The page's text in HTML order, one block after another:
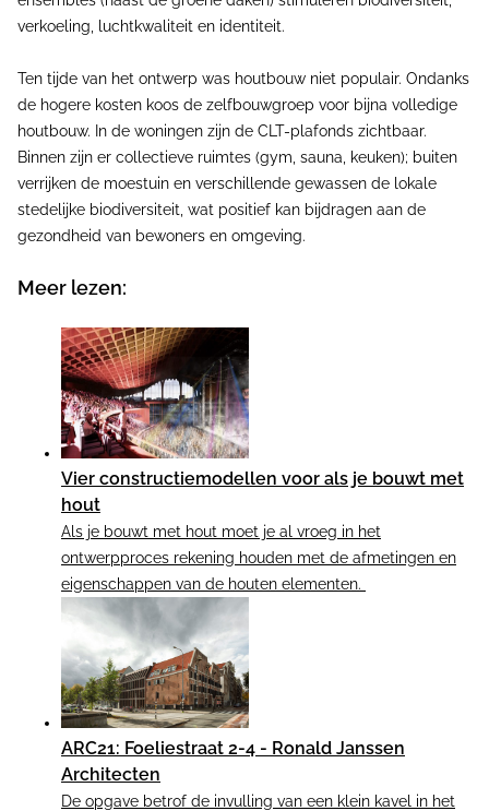
verkoeling, luchtkwaliteit en identiteit.
Ten tijde van het ontwerp was houtbouw niet populair. Ondanks
de hogere kosten koos de zelfbouwgroep voor bijna volledige
houtbouw. In de woningen zijn de CLT-plafonds zichtbaar.
Binnen zijn er collectieve ruimtes (gym, sauna, keuken); buiten
verrijken de moestuin en verschillende gewassen de lokale
stedelijke biodiversiteit, wat positief kan bijdragen aan de
gezondheid van bewoners en omgeving.
Meer lezen:
Vier constructiemodellen voor als je bouwt met
hout
Als je bouwt met hout moet je al vroeg in het
ontwerpproces rekening houden met de afmetingen en
eigenschappen van de houten elementen.
ARC21: Foeliestraat 2-4 - Ronald Janssen
Architecten
De opgave betrof de invulling van een klein kavel in het